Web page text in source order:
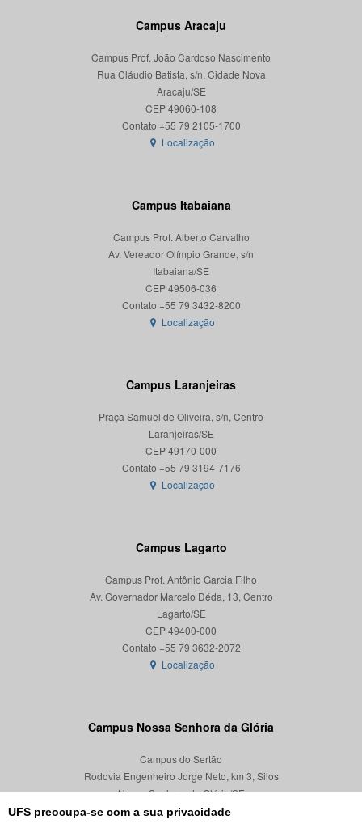
UFS preocupa-se com a sua privacidade
Campus Aracaju
Campus Prof. João Cardoso Nascimento
Rua Cláudio Batista, s/n, Cidade Nova
Aracaju/SE
CEP 49060-108
Localização
Campus Itabaiana
Campus Prof. Alberto Carvalho
Av. Vereador Olímpio Grande, s/n
Itabaiana/SE
CEP 49506-036
Localização
Campus Laranjeiras
Praça Samuel de Oliveira, s/n, Centro
Laranjeiras/SE
CEP 49170-000
Localização
Campus Lagarto
Campus Prof. Antônio Garcia Filho
Av. Governador Marcelo Déda, 13, Centro
Lagarto/SE
CEP 49400-000
Localização
Campus Nossa Senhora da Glória
Campus do Sertão
Rodovia Engenheiro Jorge Neto, km 3, Silos
Nossa Senhora da Glória/SE
CEP 49680-000